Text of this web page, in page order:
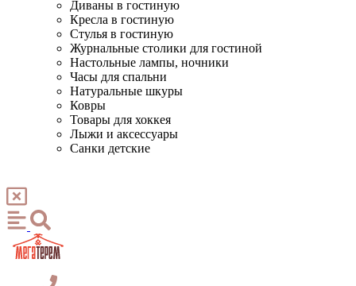
Диваны в гостиную
Кресла в гостиную
Стулья в гостиную
Журнальные столики для гостиной
Настольные лампы, ночники
Часы для спальни
Натуральные шкуры
Ковры
Товары для хоккея
Лыжи и аксессуары
Санки детские